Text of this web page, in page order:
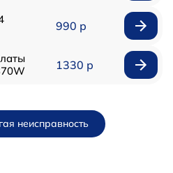
990 р
1330 р
неисправность